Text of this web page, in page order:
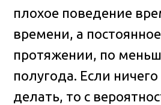
плохое поведение
времени, а
протяжении, по
полугода. Если
делать, то с